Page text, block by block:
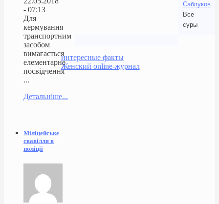
Саблуков
Все
суры
интересные факты
Женский online-журнал
- 07:13
Для
кермування
транспортним
засобом
вимагається
елементарне
посвідчення
...
Детальніше...
Міліцейське
свавілля в
поліції